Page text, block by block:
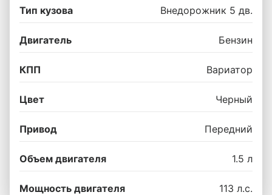
Тип кузова Внедорожник 5 дв.
Двигатель Бензин
КПП Вариатор
Цвет Черный
Привод Передний
Объем двигателя 1.5 л
Мощность двигателя 113 л.с.